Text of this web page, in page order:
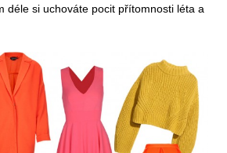
déle si uchováte pocit přítomnosti léta a